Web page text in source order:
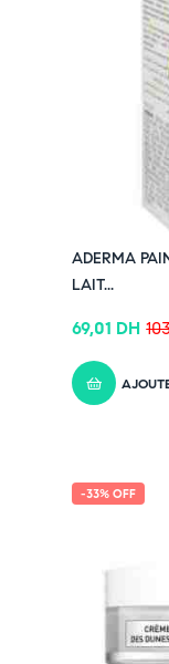
ADERMA
LAIT...
69,01 DH
-33% OFF